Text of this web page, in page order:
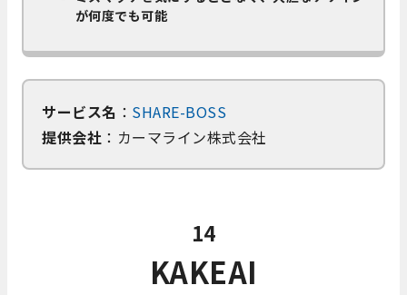
が何度でも可能
サービス名 ： SHARE-BOSS
提供会社 ：カーマライン株式会社
14
KAKEAI